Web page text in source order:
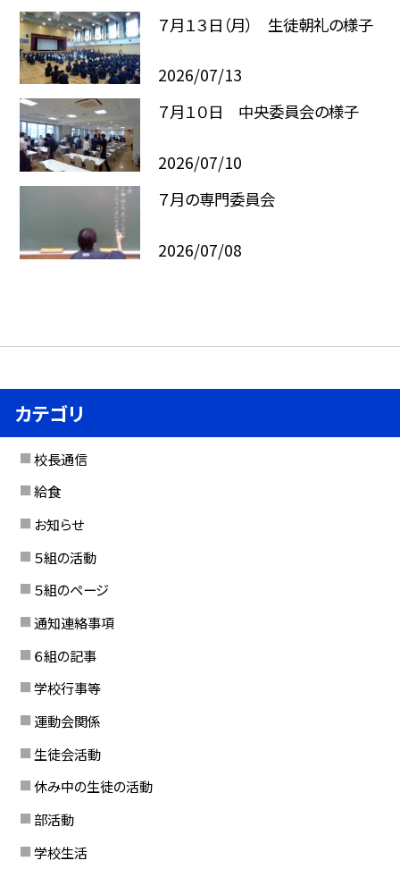
７月１３日（月） 生徒朝礼の様子
2026/07/13
７月１０日 中央委員会の様子
2026/07/10
７月の専門委員会
2026/07/08
カテゴリ
校長通信
給食
お知らせ
５組の活動
５組のページ
通知連絡事項
６組の記事
学校行事等
運動会関係
生徒会活動
休み中の生徒の活動
部活動
学校生活